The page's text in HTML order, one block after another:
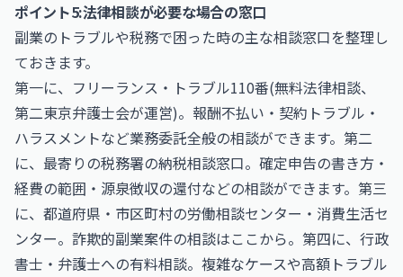
ポイント5:法律相談が必要な場合の窓口
副業のトラブルや税務で困った時の主な相談窓口を整理し
ておきます。
第一に、フリーランス・トラブル110番(無料法律相談、
第二東京弁護士会が運営)。報酬不払い・契約トラブル・
ハラスメントなど業務委託全般の相談ができます。第二
に、最寄りの税務署の納税相談窓口。確定申告の書き方・
経費の範囲・源泉徴収の還付などの相談ができます。第三
に、都道府県・市区町村の労働相談センター・消費生活セ
ンター。詐欺的副業案件の相談はここから。第四に、行政
書士・弁護士への有料相談。複雑なケースや高額トラブル